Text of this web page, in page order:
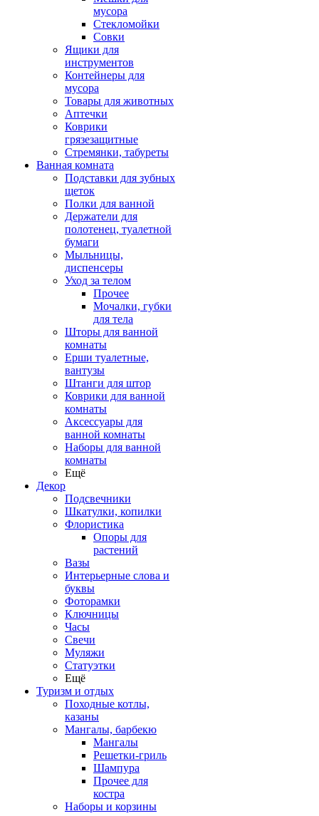
мусора
Стекломойки
Совки
Ящики для
инструментов
Контейнеры для
мусора
Товары для животных
Аптечки
Коврики
грязезащитные
Стремянки, табуреты
Ванная комната
Подставки для зубных
щеток
Полки для ванной
Держатели для
полотенец, туалетной
бумаги
Мыльницы,
диспенсеры
Уход за телом
Прочее
Мочалки, губки
для тела
Шторы для ванной
комнаты
Ерши туалетные,
вантузы
Штанги для штор
Коврики для ванной
комнаты
Аксессуары для
ванной комнаты
Наборы для ванной
комнаты
Ещё
Декор
Подсвечники
Шкатулки, копилки
Флористика
Опоры для
растений
Вазы
Интерьерные слова и
буквы
Фоторамки
Ключницы
Часы
Свечи
Муляжи
Статуэтки
Ещё
Туризм и отдых
Походные котлы,
казаны
Мангалы, барбекю
Мангалы
Решетки-гриль
Шампура
Прочее для
костра
Наборы и корзины